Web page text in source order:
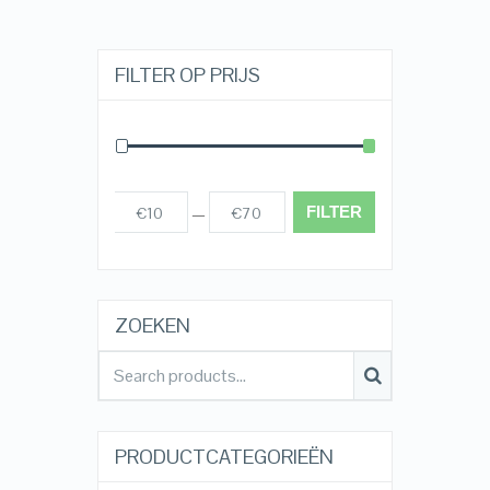
FILTER OP PRIJS
FILTER
€10 — €70
ZOEKEN
PRODUCTCATEGORIEËN